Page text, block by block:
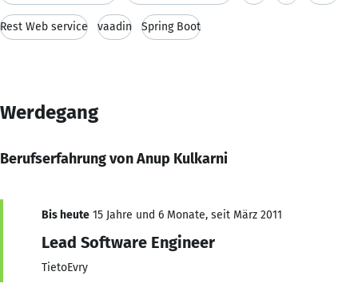
Rest Web service vaadin Spring Boot
Werdegang
Berufserfahrung von Anup Kulkarni
Bis heute 15 Jahre und 6 Monate, seit März 2011
Lead Software Engineer
TietoEvry